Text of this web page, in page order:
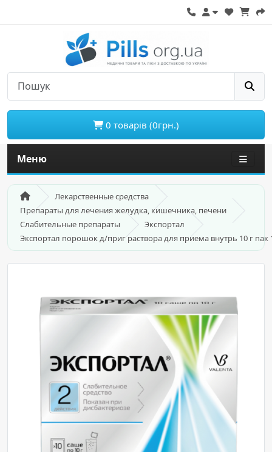
0 товарів (0грн.)
Меню
Лекарственные средства
Препараты для лечения желудка, кишечника, печени
Слабительные препараты
Экспортал
Экспортал порошок д/приг раствора для приема внутрь 10 г пак